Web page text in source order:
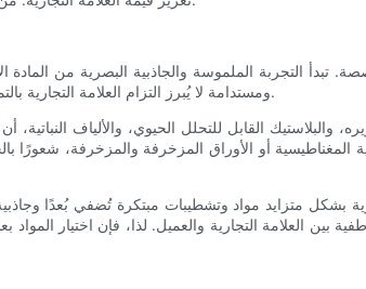
تبدأ التجربة الملموسة والجاذبية البصرية من
ومستدامة لا يُبرز التزام العلامة التجارية بالتميز فحسب، بل يُبرز أيضًا مسؤوليتها تجاه البيئة، وهو عامل مهم يلقى صدىً واسعًا لدى المستهلكين المعاصرين.
والبلاستيك القابل للتحلل الحيوي، والألياف
أو الأوراق المزخرفة والمزخرفة، شعورًا
بشكل متزايد مواد وتشطيبات مبتكرة تُضفي بُعدًا
بين العلامة التجارية والعميل. لذا، فإن اختيار